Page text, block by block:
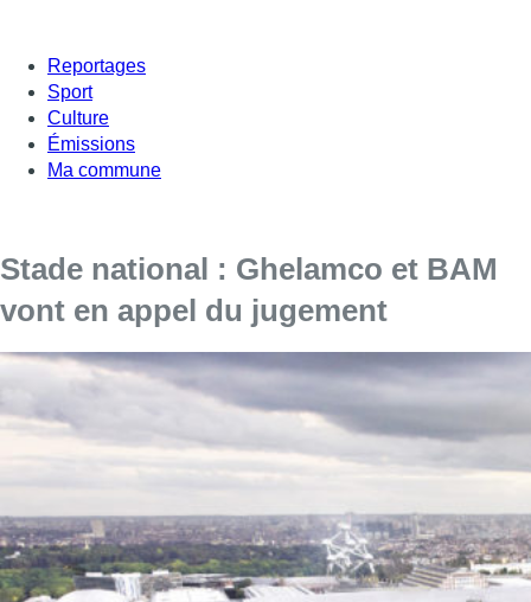
Reportages
Sport
Culture
Émissions
Ma commune
Stade national : Ghelamco et BAM
vont en appel du jugement